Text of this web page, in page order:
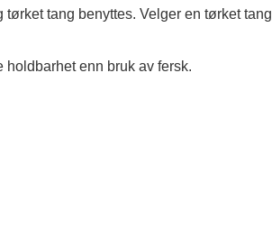
tørket tang benyttes. Velger en tørket tang
holdbarhet enn bruk av fersk.